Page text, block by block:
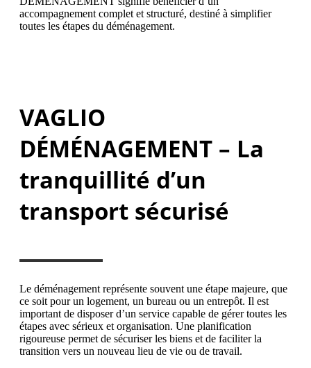
accompagnement complet et structuré, destiné à simplifier
toutes les étapes du déménagement.
VAGLIO
DÉMÉNAGEMENT – La
tranquillité d’un
transport sécurisé
Le déménagement représente souvent une étape majeure, que
ce soit pour un logement, un bureau ou un entrepôt. Il est
important de disposer d’un service capable de gérer toutes les
étapes avec sérieux et organisation. Une planification
rigoureuse permet de sécuriser les biens et de faciliter la
transition vers un nouveau lieu de vie ou de travail.